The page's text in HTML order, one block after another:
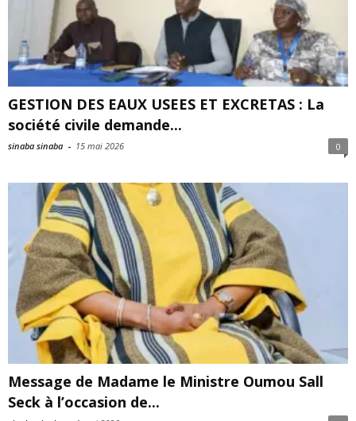
GESTION DES EAUX USEES ET EXCRETAS : La
société civile demande...
sinaba sinaba - 15 mai 2026 0
Message de Madame le Ministre Oumou Sall
Seck à l’occasion de...